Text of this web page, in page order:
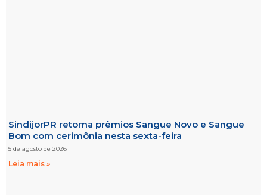
SindijorPR retoma prêmios Sangue Novo e Sangue
Bom com cerimônia nesta sexta-feira
5 de agosto de 2026
Leia mais »